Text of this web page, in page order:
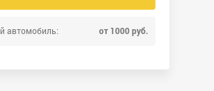
автомобиль: от 1000 руб.